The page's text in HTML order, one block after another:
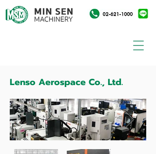
Lenso Aerospace Co., Ltd.